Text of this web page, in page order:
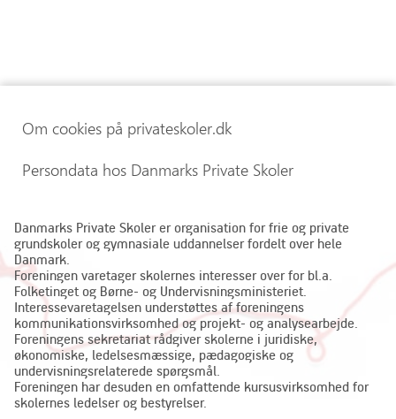
Om cookies på privateskoler.dk
Persondata hos Danmarks Private Skoler
Danmarks Private Skoler er organisation for frie og private
grundskoler og gymnasiale uddannelser fordelt over hele
Danmark.
Foreningen varetager skolernes interesser over for bl.a.
Folketinget og Børne- og Undervisningsministeriet.
Interessevaretagelsen understøttes af foreningens
kommunikationsvirksomhed og projekt- og analysearbejde.
Foreningens sekretariat rådgiver skolerne i juridiske,
økonomiske, ledelsesmæssige, pædagogiske og
undervisningsrelaterede spørgsmål.
Foreningen har desuden en omfattende kursusvirksomhed for
skolernes ledelser og bestyrelser.